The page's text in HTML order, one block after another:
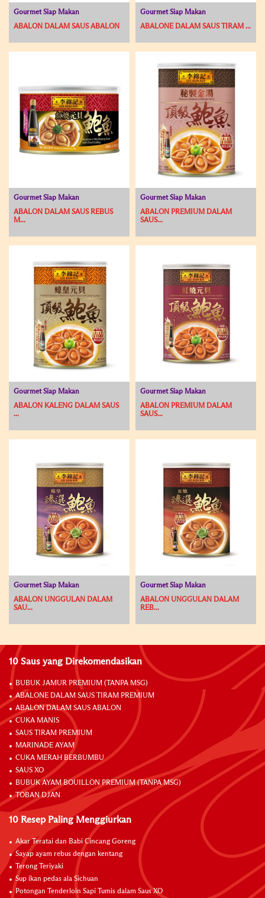
Gourmet Siap Makan
ABALON DALAM SAUS ABALON
Gourmet Siap Makan
ABALONE DALAM SAUS TIRAM ...
Gourmet Siap Makan
ABALON DALAM SAUS REBUS
M...
Gourmet Siap Makan
ABALON PREMIUM DALAM
SAUS...
Gourmet Siap Makan
ABALON KALENG DALAM SAUS
...
Gourmet Siap Makan
ABALON PREMIUM DALAM
SAUS...
Gourmet Siap Makan
ABALON UNGGULAN DALAM
SAU...
Gourmet Siap Makan
ABALON UNGGULAN DALAM
REB...
10 Saus yang Direkomendasikan
BUBUK JAMUR PREMIUM (TANPA MSG)
ABALONE DALAM SAUS TIRAM PREMIUM
ABALON DALAM SAUS ABALON
CUKA MANIS
SAUS TIRAM PREMIUM
MARINADE AYAM
CUKA MERAH BERBUMBU
SAUS XO
BUBUK AYAM BOUILLON PREMIUM (TANPA MSG)
TOBAN DJAN
10 Resep Paling Menggiurkan
Akar Teratai dan Babi Cincang Goreng
Sayap ayam rebus dengan kentang
Terong Teriyaki
Sup ikan pedas ala Sichuan
Potongan Tenderloin Sapi Tumis dalam Saus XO